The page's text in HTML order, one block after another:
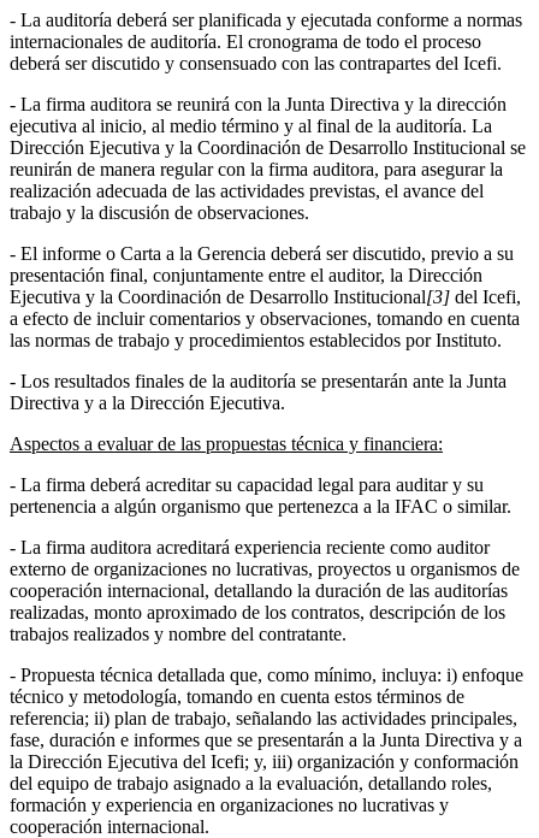
- La auditoría deberá ser planificada y ejecutada conforme a normas
internacionales de auditoría. El cronograma de todo el proceso
deberá ser discutido y consensuado con las contrapartes del Icefi.
- La firma auditora se reunirá con la Junta Directiva y la dirección
ejecutiva al inicio, al medio término y al final de la auditoría. La
Dirección Ejecutiva y la Coordinación de Desarrollo Institucional se
reunirán de manera regular con la firma auditora, para asegurar la
realización adecuada de las actividades previstas, el avance del
trabajo y la discusión de observaciones.
- El informe o Carta a la Gerencia deberá ser discutido, previo a su
presentación final, conjuntamente entre el auditor, la Dirección
Ejecutiva y la Coordinación de Desarrollo Institucional[3] del Icefi,
a efecto de incluir comentarios y observaciones, tomando en cuenta
las normas de trabajo y procedimientos establecidos por Instituto.
- Los resultados finales de la auditoría se presentarán ante la Junta
Directiva y a la Dirección Ejecutiva.
Aspectos a evaluar de las propuestas técnica y financiera:
- La firma deberá acreditar su capacidad legal para auditar y su
pertenencia a algún organismo que pertenezca a la IFAC o similar.
- La firma auditora acreditará experiencia reciente como auditor
externo de organizaciones no lucrativas, proyectos u organismos de
cooperación internacional, detallando la duración de las auditorías
realizadas, monto aproximado de los contratos, descripción de los
trabajos realizados y nombre del contratante.
- Propuesta técnica detallada que, como mínimo, incluya: i) enfoque
técnico y metodología, tomando en cuenta estos términos de
referencia; ii) plan de trabajo, señalando las actividades principales,
fase, duración e informes que se presentarán a la Junta Directiva y a
la Dirección Ejecutiva del Icefi; y, iii) organización y conformación
del equipo de trabajo asignado a la evaluación, detallando roles,
formación y experiencia en organizaciones no lucrativas y
cooperación internacional.